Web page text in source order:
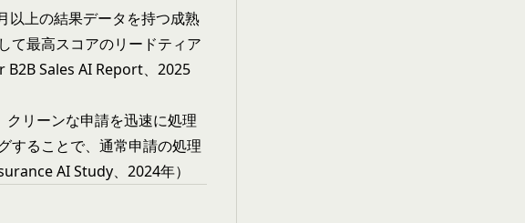
以上の結果データを持つ成熟
て最高スコアのリードティア
B2B Sales AI Report、2025
リーンな申請を迅速に処理
することで、通常申請の処理
AI Study、2024年）